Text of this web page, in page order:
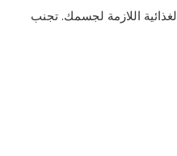
اللازمة لجسمك. تجنب